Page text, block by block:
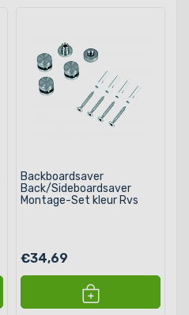
Backboardsaver
Back/Sideboardsaver
Montage-Set kleur Rvs
€34,69